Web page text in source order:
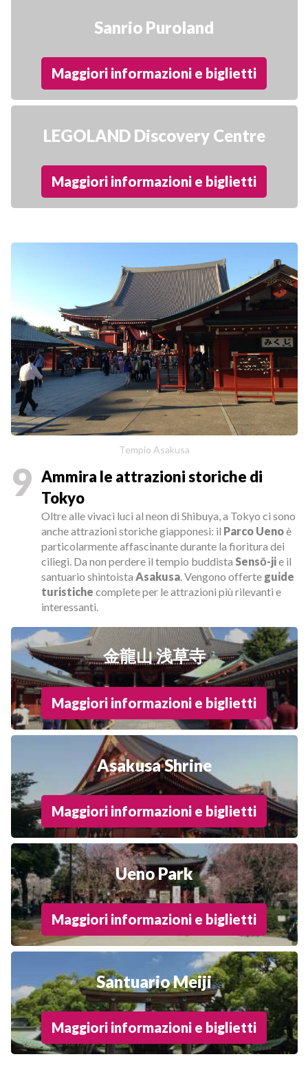
Sanrio Puroland
Maggiori informazioni e biglietti
LEGOLAND Discovery Centre
Maggiori informazioni e biglietti
Tempio Asakusa
9 Ammira le attrazioni storiche di
Tokyo
Oltre alle vivaci luci al neon di Shibuya, a Tokyo ci sono
anche attrazioni storiche giapponesi: il Parco Uenoè
particolarmente affascinante durante la fioritura dei
ciliegi. Da non perdere il tempio buddista Sensō-jie il
santuario shintoista Asakusa. Vengono offerte guide
turistiche complete per le attrazioni più rilevanti e
interessanti.
金龍山 浅草寺
Maggiori informazioni e biglietti
Asakusa Shrine
Maggiori informazioni e biglietti
Ueno Park
Maggiori informazioni e biglietti
Santuario Meiji
Maggiori informazioni e biglietti